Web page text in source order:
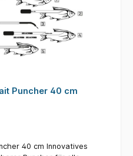
Puncher 40 cm
40 cm Innovatives